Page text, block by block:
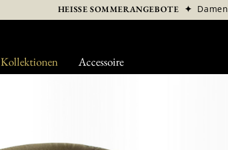
Kollektionen Accessoire
HEISSE SOMMERANGEBOTE ✦ Damen